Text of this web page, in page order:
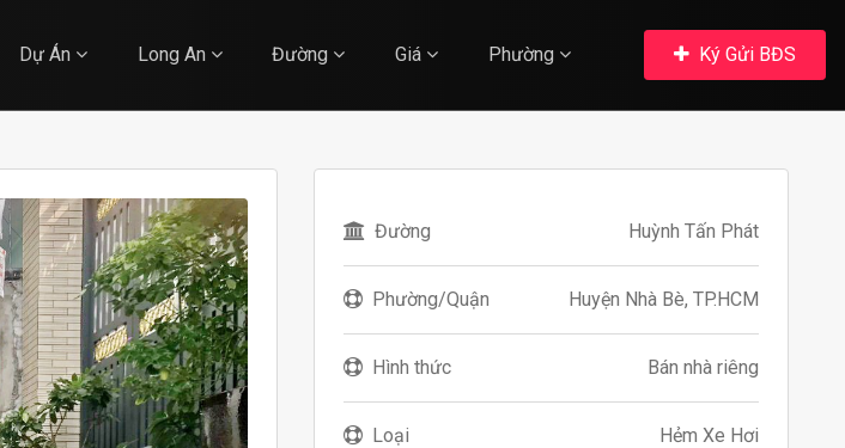
Dự Án Long An Đường Giá Phường Ký Gửi BĐS
Đường Huỳnh Tấn Phát
Phường/Quận Huyện Nhà Bè, TP.HCM
Hình thức Bán nhà riêng
Loại Hẻm Xe Hơi